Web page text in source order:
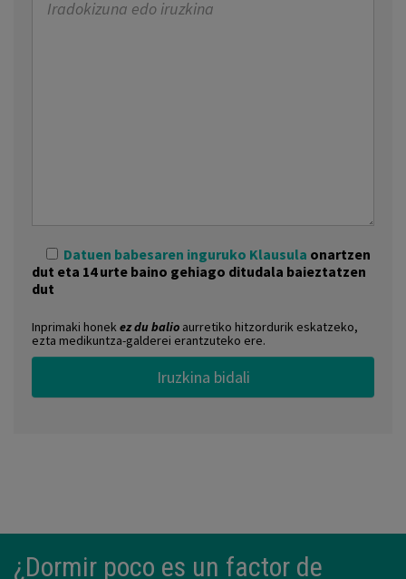
Datuen babesaren inguruko Klausula onartzen
dut eta 14 urte baino gehiago ditudala baieztatzen
dut
Inprimaki honekez du balio aurretiko hitzordurik eskatzeko,
ezta medikuntza-galderei erantzuteko ere.
¿Dormir poco es un factor de